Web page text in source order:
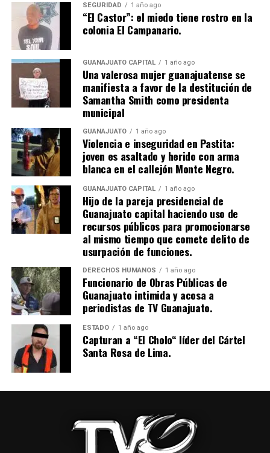
SEGURIDAD 1 año ago
“El Castor”: el miedo tiene rostro en la
colonia El Campanario.
GUANAJUATO CAPITAL 1 año ago
Una valerosa mujer guanajuatense se
manifiesta a favor de la destitución de
Samantha Smith como presidenta
municipal
GUANAJUATO 1 año ago
Violencia e inseguridad en Pastita:
joven es asaltado y herido con arma
blanca en el callejón Monte Negro.
GUANAJUATO CAPITAL 1 año ago
Hijo de la pareja presidencial de
Guanajuato capital haciendo uso de
recursos públicos para promocionarse
al mismo tiempo que comete delito de
usurpación de funciones.
DERECHOS HUMANOS 1 año ago
Funcionario de Obras Públicas de
Guanajuato intimida y acosa a
periodistas de TV Guanajuato.
ESTADO 1 año ago
Capturan a “El Cholo“ líder del Cártel
Santa Rosa de Lima.